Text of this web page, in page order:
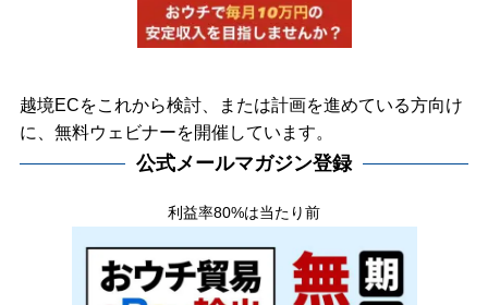
越境ECをこれから検討、または計画を進めている方向け
に、無料ウェビナーを開催しています。
公式メールマガジン登録
利益率80%は当たり前